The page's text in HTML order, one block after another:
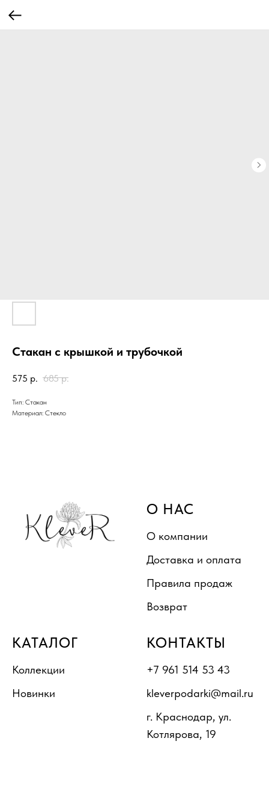
Стакан с крышкой и трубочкой
575 р. 685 р.
Тип: Стакан
Материал: Стекло
О НАС
О компании
Доставка и оплата
Правила продаж
Возврат
КАТАЛОГ
Коллекции
Новинки
КОНТАКТЫ
+7 961 514 53 43
kleverpodarki@mail.ru
г. Краснодар, ул.
Котлярова, 19